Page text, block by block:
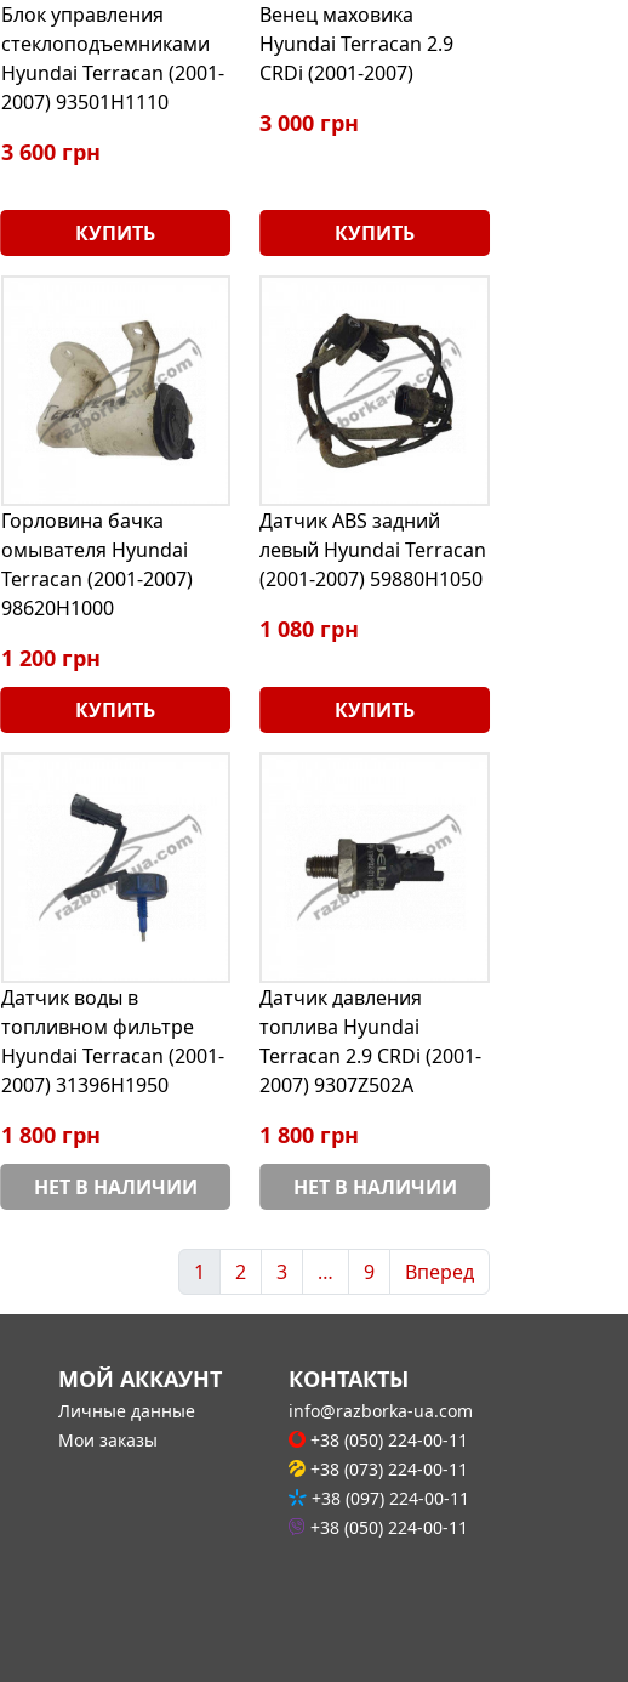
Блок управления
стеклоподъемниками
Hyundai Terracan (2001-
2007) 93501H1110
3 600 грн
КУПИТЬ
Венец маховика
Hyundai Terracan 2.9
CRDi (2001-2007)
3 000 грн
КУПИТЬ
Горловина бачка
омывателя Hyundai
Terracan (2001-2007)
98620H1000
1 200 грн
КУПИТЬ
Датчик ABS задний
левый Hyundai Terracan
(2001-2007) 59880H1050
1 080 грн
КУПИТЬ
Датчик воды в
топливном фильтре
Hyundai Terracan (2001-
2007) 31396H1950
1 800 грн
НЕТ В НАЛИЧИИ
Датчик давления
топлива Hyundai
Terracan 2.9 CRDi (2001-
2007) 9307Z502A
1 800 грн
НЕТ В НАЛИЧИИ
1 2 3 … 9 Вперед
МОЙ АККАУНТ
Личные данные
Мои заказы
КОНТАКТЫ
info@razborka-ua.com
+38 (050) 224-00-11
+38 (073) 224-00-11
+38 (097) 224-00-11
+38 (050) 224-00-11